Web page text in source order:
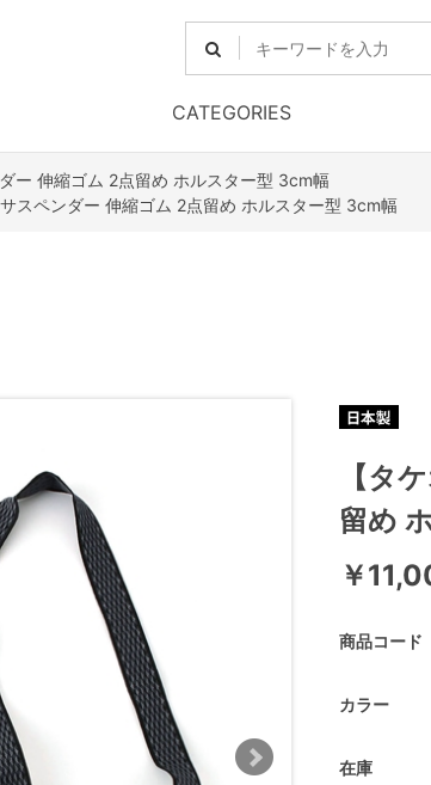
CATEGORIES
ー 伸縮ゴム 2点留め ホルスター型 3cm幅
サスペンダー 伸縮ゴム 2点留め ホルスター型 3cm幅
【タ
留め
￥
商品コード
カラー
在庫